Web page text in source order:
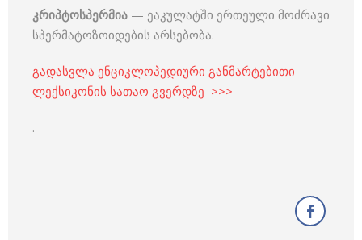
კრიპტოსპერმია — ეაკულატში ერთეული მოძრავი
სპერმატოზოიდების არსებობა.
გადასვლა ენციკლოპედიური განმარტებითი
ლექსიკონის სათაო გვერდზე >>>
.